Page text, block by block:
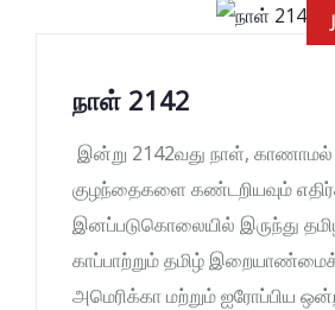
நாள் 2142
இன்று 2142வது நாள்,
குழந்தைகளை கண்டறியவும்
இனப்படுகொலையில் இருந்து
காப்பாற்றும் தமிழ்
அமெரிக்கா மற்றும் ஐரோப்பிய